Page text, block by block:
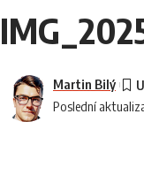
Poslední
Martin Bilý